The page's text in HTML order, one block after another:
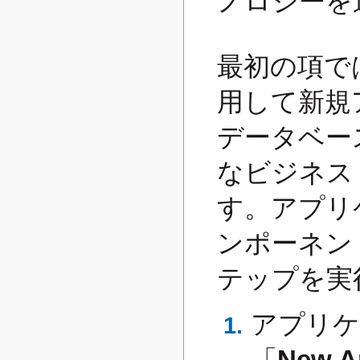
最初の項で
用して新
データベ
なビジネ
す。アプ
ンポーネ
テップを
アプリ